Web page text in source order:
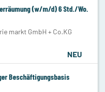
(w/m/d) 6 Std./Wo.
markt GmbH + Co.KG
NEU
Beschäftigungsbasis